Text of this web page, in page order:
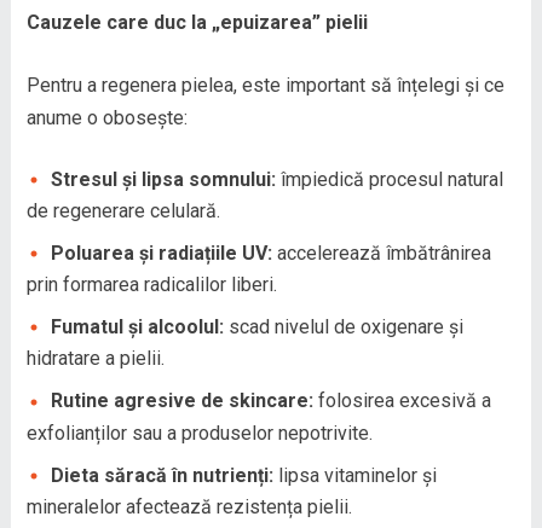
Cauzele care duc la „epuizarea” pielii
Pentru a regenera pielea, este important să înțelegi și ce
anume o obosește:
Stresul și lipsa somnului: împiedică procesul natural
de regenerare celulară.
Poluarea și radiațiile UV: accelerează îmbătrânirea
prin formarea radicalilor liberi.
Fumatul și alcoolul: scad nivelul de oxigenare și
hidratare a pielii.
Rutine agresive de skincare: folosirea excesivă a
exfolianților sau a produselor nepotrivite.
Dieta săracă în nutrienți: lipsa vitaminelor și
mineralelor afectează rezistența pielii.